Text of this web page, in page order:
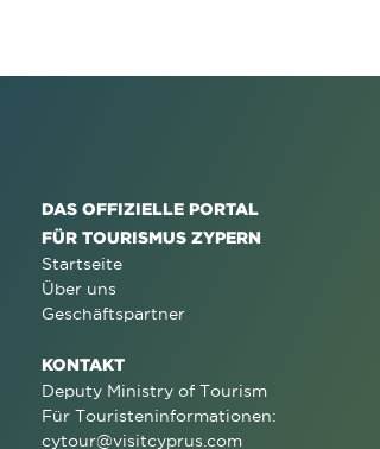
DAS OFFIZIELLE PORTAL
FÜR TOURISMUS ZYPERN
Startseite
Über uns
Geschäftspartner
KONTAKT
Deputy Ministry of Tourism
Für Touristeninformationen:
cytour@visitcyprus.com